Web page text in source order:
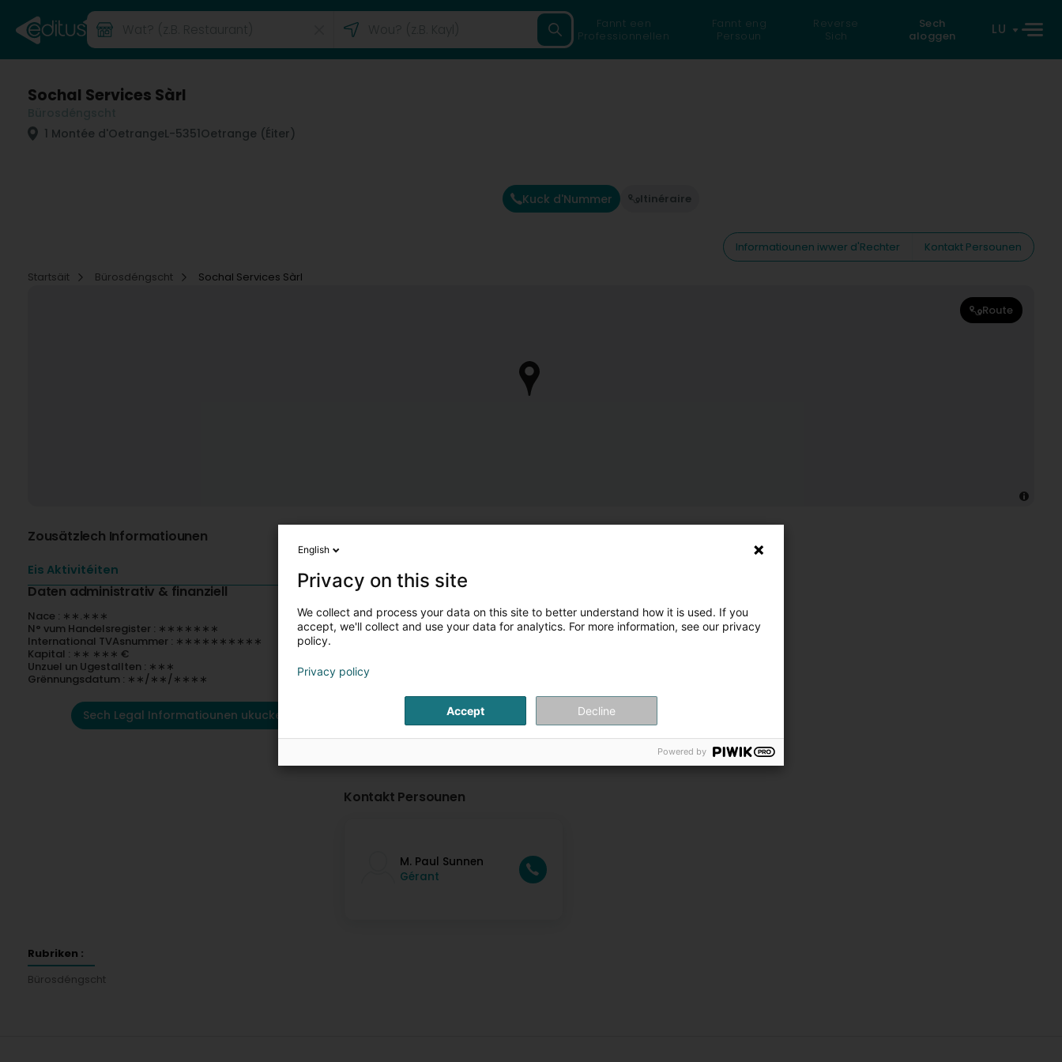
Fannt een
Professionnellen
Fannt eng
Persoun
Reverse
Sich
Sech
aloggen
LU
Sochal Services Sàrl
1 Montée d'OetrangeL-5351Oetrange (Éiter)
Kuck d'Nummer Itinéraire
Informatiounen iwwer d'Rechter
Kontakt Persounen
Startsäit
Bürosdéngscht Sochal Services Sàrl
Route
Zousätzlech Informatiounen
Eis Aktivitéiten
Daten administrativ & finanziell
Nace : ∗∗.∗∗∗
N° vum Handelsregister : ∗∗∗∗∗∗∗
International TVAsnummer : ∗∗∗∗∗∗∗∗∗∗
Kapital : ∗∗ ∗∗∗ €
Unzuel un Ugestallten : ∗∗∗
Grënnungsdatum : ∗∗/∗∗/∗∗∗∗
Sech Legal Informatiounen ukucken
Kontakt Persounen
M. Paul Sunnen
Gérant
Rubriken :
Bürosdéngscht
English
Privacy on this site
We collect and process your data on this site to better understand how it is used. If you
accept, we'll collect and use your data for analytics. For more information, see our privacy
policy.
Privacy policy
Accept Decline
Powered by